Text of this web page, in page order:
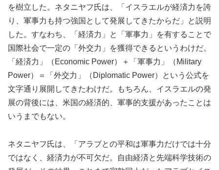
を樹立した。ネタニヤフ氏は、「イスラエルが経済力を誇
り、軍事力も持つ強国として発展してきたからだ」と説明
した。すなわち、「経済力」と「軍事力」を有することで
国際社会で一定の「外交力」を獲得できるというわけだ。
「経済力」（Economic Power）＋「軍事力」（Military
Power）＝「外交力」（Diplomatic Power）という公式を
文字通り展開してきたわけだ。もちろん、イスラエルの発
展の背後には、米国の経済的、軍事的支援があったことは
いうまでもない。
ネタニヤフ氏は、「アラブとの平和は軍事力だけでは十分
ではなく、経済力が不可欠だ。自由経済と先端科学技術の